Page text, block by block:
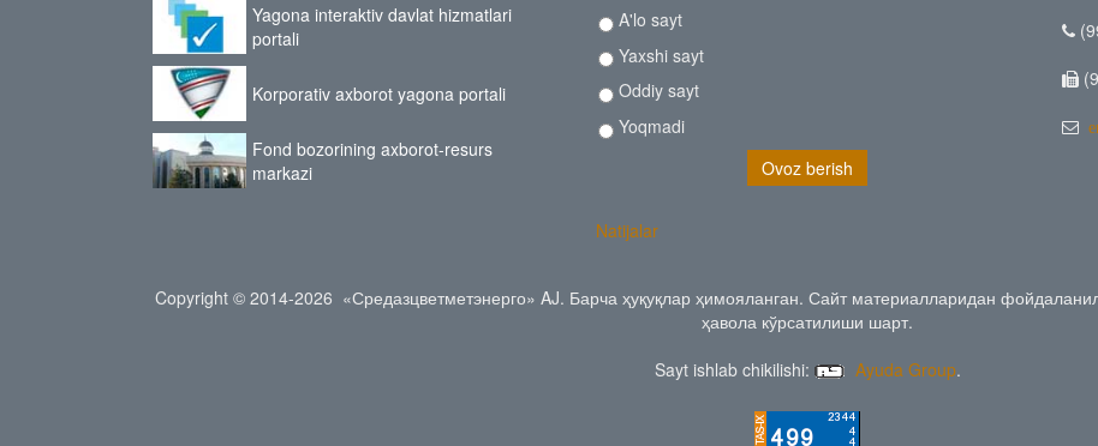
Yagona interaktiv davlat hizmatlari
portali
Korporativ axborot yagona portali
Fond bozorining axborot-resurs
markazi
A'lo sayt
Yaxshi sayt
Oddiy sayt
Yoqmadi
Natijalar
Copyright © 2014-2026 «Средазцветметэнерго» AJ. Барча ҳуқуқлар ҳимояланган. Сайт материалларидан
ҳавола кўрсатилиши шарт.
Sayt ishlab chikilishi:
Ayuda Group.